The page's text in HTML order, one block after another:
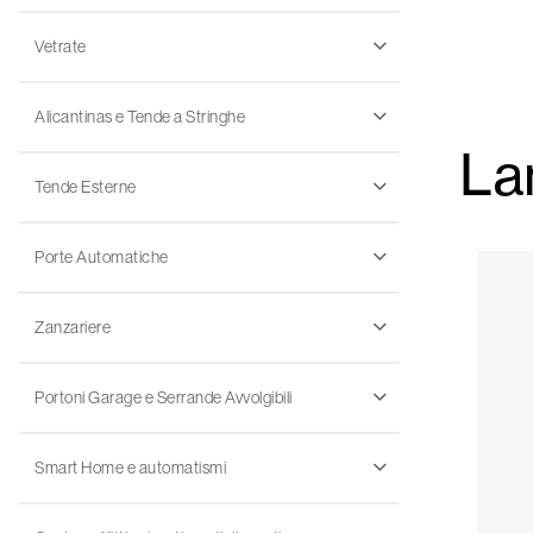
Vetrate
Alicantinas e Tende a Stringhe
Tende Esterne
Porte Automatiche
Zanzariere
Portoni Garage e Serrande Avvolgibili
Smart Home e automatismi